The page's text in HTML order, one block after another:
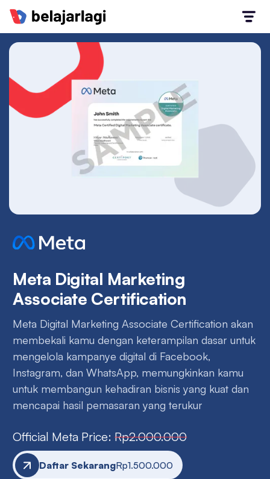
Meta Digital Marketing
Associate Certification
Meta Digital Marketing Associate Certification akan
membekali kamu dengan keterampilan dasar untuk
mengelola kampanye digital di Facebook,
Instagram, dan WhatsApp, memungkinkan kamu
untuk membangun kehadiran bisnis yang kuat dan
mencapai hasil pemasaran yang terukur
Official Meta Price:Rp2.000.000
Daftar SekarangRp1.500.000